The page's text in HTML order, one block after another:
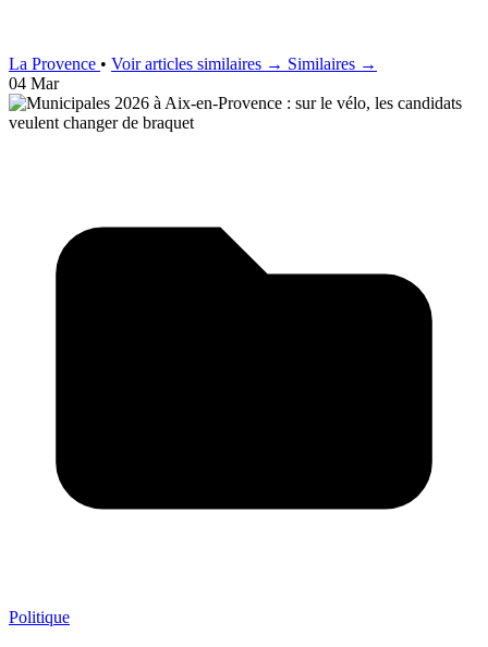
La Provence • Voir articles similaires → Similaires →
04 Mar
Politique